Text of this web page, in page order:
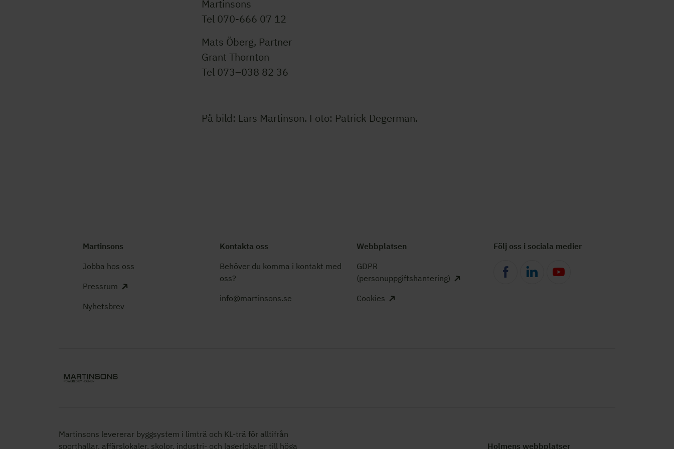
Martinsons
Tel 070-666 07 12
Mats Öberg, Partner
Grant Thornton
Tel 073–038 82 36
På bild: Lars Martinson. Foto: Patrick Degerman.
Martinsons
Jobba hos oss
Pressrum
Nyhetsbrev
Kontakta oss
Behöver du komma i kontakt med
oss?
info@martinsons.se
Webbplatsen
GDPR
(personuppgiftshantering)
Cookies
Följ oss i sociala medier
Martinsons levererar byggsystem i limträ och KL-trä för alltifrån
sporthallar, affärslokaler, skolor, industri- och lagerlokaler till höga Holmens webbplatser